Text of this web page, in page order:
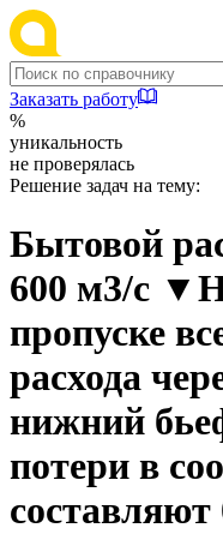
Заказать работу
%
уникальность
не проверялась
Решение задач на тему:
Бытовой
600 м3/с
пропуске
расхода
нижний
потери в
составляют